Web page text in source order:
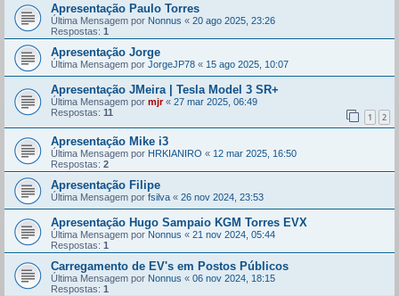
Apresentação Paulo Torres
Última Mensagem por Nonnus « 20 ago 2025, 23:26
Respostas: 1
Apresentação Jorge
Última Mensagem por JorgeJP78 « 15 ago 2025, 10:07
Apresentação JMeira | Tesla Model 3 SR+
Última Mensagem por mjr« 27 mar 2025, 06:49
Respostas: 11 1 2
Apresentação Mike i3
Última Mensagem por HRKIANIRO « 12 mar 2025, 16:50
Respostas: 2
Apresentação Filipe
Última Mensagem por fsilva « 26 nov 2024, 23:53
Apresentação Hugo Sampaio KGM Torres EVX
Última Mensagem por Nonnus « 21 nov 2024, 05:44
Respostas: 1
Carregamento de EV's em Postos Públicos
Última Mensagem por Nonnus « 06 nov 2024, 18:15
Respostas: 1